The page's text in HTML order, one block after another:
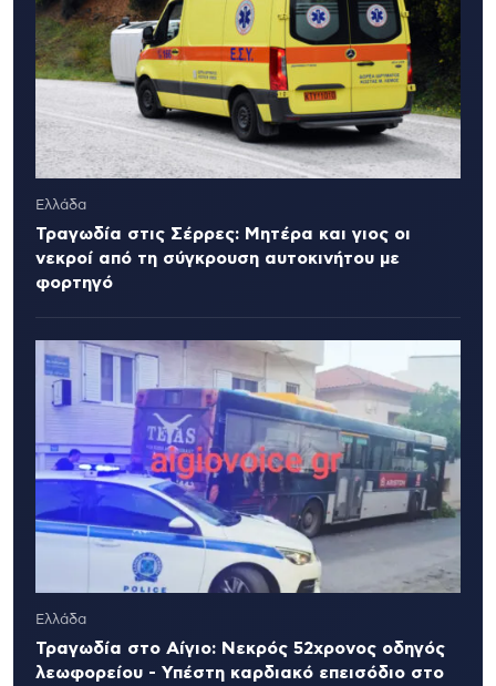
Ελλάδα
Τραγωδία στις Σέρρες: Μητέρα και γιος οι
νεκροί από τη σύγκρουση αυτοκινήτου με
φορτηγό
Ελλάδα
Τραγωδία στο Αίγιο: Νεκρός 52χρονος οδηγός
λεωφορείου - Υπέστη καρδιακό επεισόδιο στο